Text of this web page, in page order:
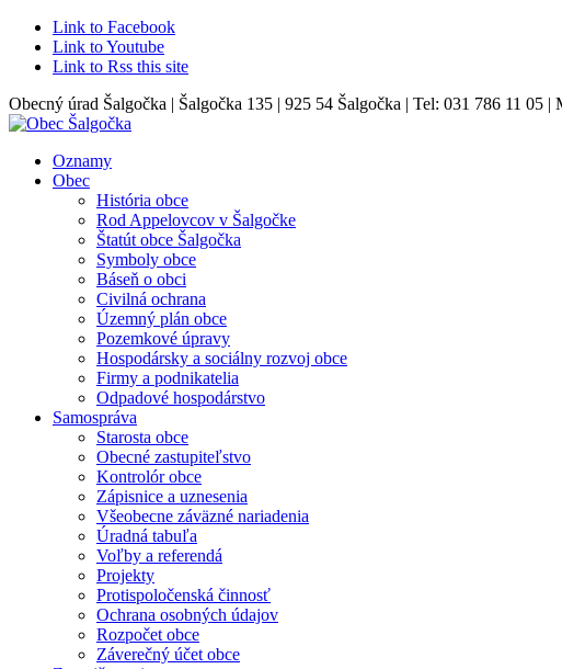
Link to Facebook
Link to Youtube
Link to Rss this site
Obecný úrad Šalgočka | Šalgočka 135 | 925 54 Šalgočka | Tel: 031 786 11
Oznamy
Obec
História obce
Rod Appelovcov v Šalgočke
Štatút obce Šalgočka
Symboly obce
Báseň o obci
Civilná ochrana
Územný plán obce
Pozemkové úpravy
Hospodársky a sociálny rozvoj obce
Firmy a podnikatelia
Odpadové hospodárstvo
Samospráva
Starosta obce
Obecné zastupiteľstvo
Kontrolór obce
Zápisnice a uznesenia
Všeobecne záväzné nariadenia
Úradná tabuľa
Voľby a referendá
Projekty
Protispoločenská činnosť
Ochrana osobných údajov
Rozpočet obce
Záverečný účet obce